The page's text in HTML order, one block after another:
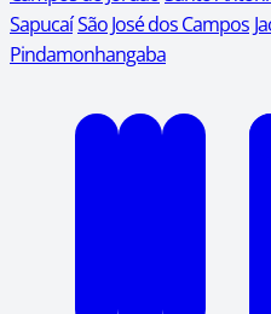
SapucaíSão José dos Campos
Pindamonhangaba